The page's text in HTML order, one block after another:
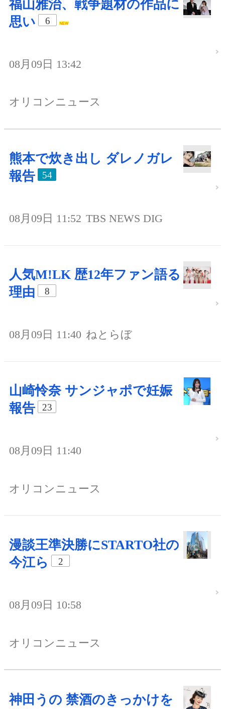
福山雅治、戦争題材の作品に
思い
6
08月09日 13:42
オリコンニュース
熊本で炊き出し ダレノガレ
報告
54
08月09日 11:52 TBS NEWS DIG
人気M!LK 歴12年ファン語る
理由
8
08月09日 11:40 ねとらぼ
山崎怜奈 サンジャポで妊娠
報告
23
08月09日 11:40
オリコンニュース
漫談王準決勝にSTARTO社の
今江ら
2
08月09日 10:58
オリコンニュース
神田うの 禁酒のきっかけを